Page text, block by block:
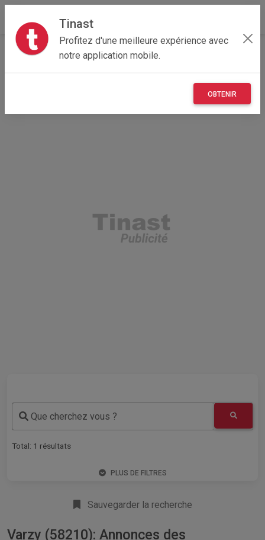
Tinast
Profitez d'une meilleure expérience avec
notre application mobile.
OBTENIR
Accueil Recherche
Particulier
Que cherchez vous ?
Total: 1 résultats
PLUS DE FILTRES
Sauvegarder la recherche
Varzy (58210): Annonces des